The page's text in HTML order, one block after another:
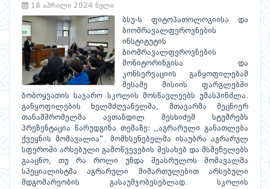
18 აპრილი 2024 წელი
ბსუ-ს ფიტოპათოლოგიისა და
ბიომრავალფეროვნების
ინსტიტუტის
ბიომრავალფეროვნების
მონიტორინგისა და
კონსერვაციის განყოფილებამ
მესამე მისიის ფარგლებში
ბობოყვათის საჯარო სკოლის მოსწავლეებს უმასპინძლა.
განყოფილების ხელმძღვანელმა, მთავარმა მეცნიერ
თანამშრომელმა ავთანდილ მესხიძემ სტუმრებს
პრეზენტაცია წარუდგინა თემაზე: ,,აგრარული განათლება
ქვეყნის მომავალია“. მომხსენებელმა ისაუბრა აგრარულ
სფეროში არსებული გამოწვევების შესახებ და მსმენელებს
გააცნო, თუ რა როლი უნდა შეასრულოს მომავალმა
სპეციალისტმა აგრარული მიმართულებით არსებული
მდგომარეობის გასაუმჯობესებლად. სკოლის